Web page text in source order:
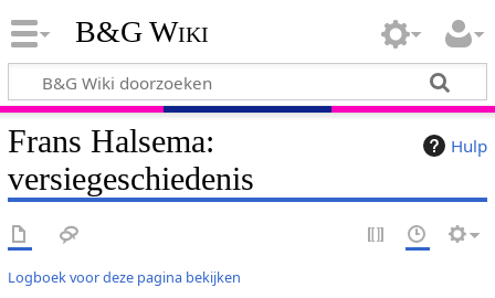
B&G Wiki
Hulp
Frans Halsema:
versiegeschiedenis
Logboek voor deze pagina bekijken